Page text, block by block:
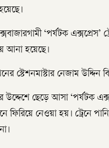
‘পর্যটক
আনা হয়েছে।
স্টেশনমাস্টার নেজাম উদ্দিন
উদ্দেশে ছেড়ে আসা ‘পর্যটক
ফিরিয়ে নেওয়া হয়। ট্রেনে